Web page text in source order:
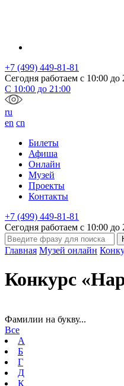
+7 (499) 449-81-81
Сегодня работаем с 10:00 до
С 10:00 до 21:00
ru
en cn
Билеты
Афиша
Онлайн
Музей
Проекты
Контакты
+7 (499) 449-81-81
Сегодня работаем с 10:00 до
Главная Музей онлайн
Конкурс
Фамилии на букву...
Все
А
Б
Г
Д
К